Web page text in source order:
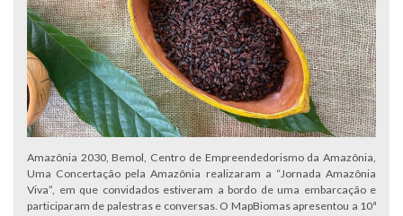
Amazônia 2030, Bemol, Centro de Empreendedorismo da Amazônia,
Uma Concertação pela Amazônia realizaram a “Jornada Amazônia
Viva”, em que convidados estiveram a bordo de uma embarcação e
participaram de palestras e conversas. O MapBiomas apresentou a 10ª